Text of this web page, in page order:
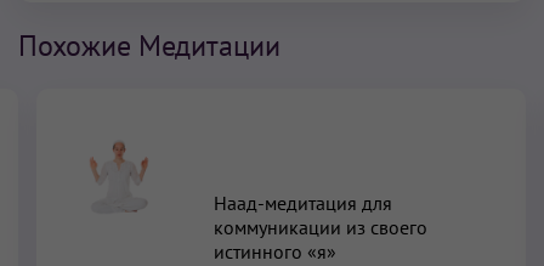
Похожие Медитации
Наад-медитация для
коммуникации из своего
истинного «я»